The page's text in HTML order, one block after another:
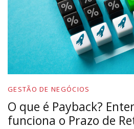
GESTÃO DE NEGÓCIOS
O que é Payback?
funciona o Prazo de